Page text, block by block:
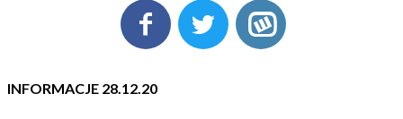
INFORMACJE 28.12.20